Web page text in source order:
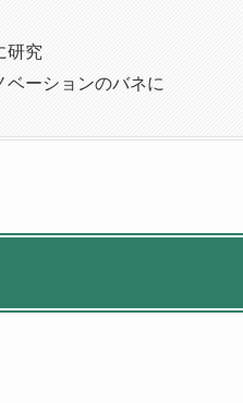
研究
ーションのバネに